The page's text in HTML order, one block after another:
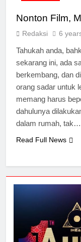
Nonton Film,
Redaksi 6
Tahukah anda,
sekarang ini, ada
berkembang, dan
orang sadar untuk
memang harus
dahulunya
dalam rumah, tak…
Read Full News